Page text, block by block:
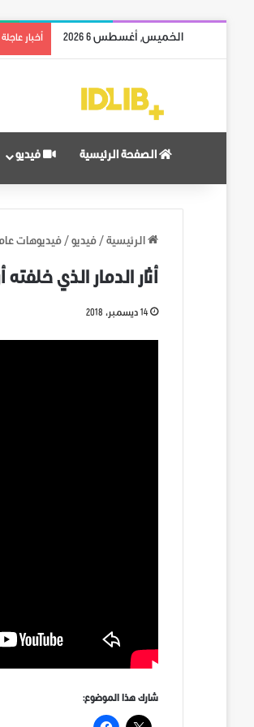
الخميس, أغسطس 6 2026 أخبار عاجلة
الصفحة الرئيسية فيديو
الرئيسية / فيديو / فيديوهات
أثار الدمار الذي
14 ديسمبر، 2018
شارك هذا الموضوع: